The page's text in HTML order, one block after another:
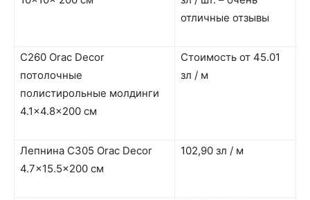
отличные отзывы
C260 Orac Decor
потолочные
полистирольные молдинги
4.1×4.8×200 см
Стоимость от 45.01
зл / м
Лепнина C305 Orac Decor
4.7×15.5×200 см
102,90 зл / м